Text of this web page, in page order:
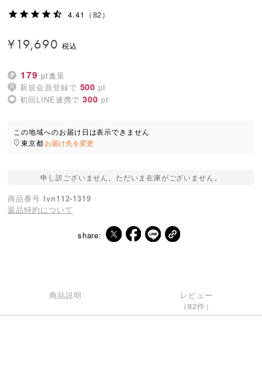
4.41 （82）
¥19,690
179 pt進呈
新規会員登録で 500 pt
初回LINE連携で 300 pt
この地域へのお届け日は表示できません
東京都お届け先を変更
申し訳ございません。ただいま在庫がございません。
商品番号 lvn112-1319
返品特約について
share:
商品説明
レビュー
（82件）